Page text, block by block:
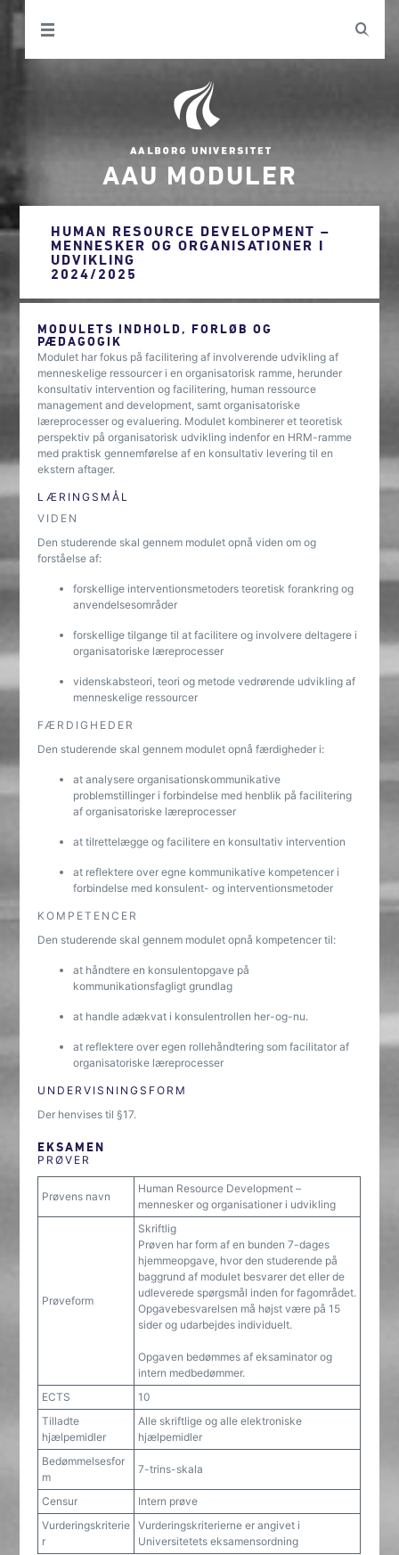
AAU MODULER
HUMAN RESOURCE DEVELOPMENT –
MENNESKER OG ORGANISATIONER I
UDVIKLING
2024/2025
MODULETS INDHOLD, FORLØB OG
PÆDAGOGIK
Modulet har fokus på facilitering af involverende udvikling af
menneskelige ressourcer i en organisatorisk ramme, herunder
konsultativ intervention og facilitering, human ressource
management and development, samt organisatoriske
læreprocesser og evaluering. Modulet kombinerer et teoretisk
perspektiv på organisatorisk udvikling indenfor en HRM-ramme
med praktisk gennemførelse af en konsultativ levering til en
ekstern aftager.
LÆRINGSMÅL
VIDEN
Den studerende skal gennem modulet opnå viden om og
forståelse af:
forskellige interventionsmetoders teoretisk forankring og
anvendelsesområder
forskellige tilgange til at facilitere og involvere deltagere i
organisatoriske læreprocesser
videnskabsteori, teori og metode vedrørende udvikling af
menneskelige ressourcer
FÆRDIGHEDER
Den studerende skal gennem modulet opnå færdigheder i:
at analysere organisationskommunikative
problemstillinger i forbindelse med henblik på facilitering
af organisatoriske læreprocesser
at tilrettelægge og facilitere en konsultativ intervention
at reflektere over egne kommunikative kompetencer i
forbindelse med konsulent- og interventionsmetoder
KOMPETENCER
Den studerende skal gennem modulet opnå kompetencer til:
at håndtere en konsulentopgave på
kommunikationsfagligt grundlag
at handle adækvat i konsulentrollen her-og-nu.
at reflektere over egen rollehåndtering som facilitator af
organisatoriske læreprocesser
UNDERVISNINGSFORM
Der henvises til §17.
EKSAMEN
PRØVER
Prøvens navn
Human Resource Development –
mennesker og organisationer i udvikling
Prøveform
Skriftlig
Prøven har form af en bunden 7-dages
hjemmeopgave, hvor den studerende på
baggrund af modulet besvarer det eller de
udleverede spørgsmål inden for fagområdet.
Opgavebesvarelsen må højst være på 15
sider og udarbejdes individuelt.
Opgaven bedømmes af eksaminator og
intern medbedømmer.
ECTS
10
Tilladte
hjælpemidler
Alle skriftlige og alle elektroniske
hjælpemidler
Bedømmelsesfor
m
7-trins-skala
Censur
Intern prøve
Vurderingskriterie
r
Vurderingskriterierne er angivet i
Universitetets eksamensordning